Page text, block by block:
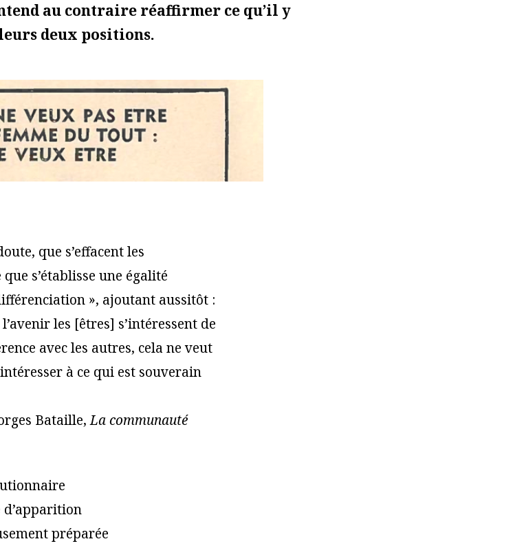
au contraire réaffirmer ce qu’il y
deux positions.
que s’effacent les
s’établisse une égalité
», ajoutant aussitôt :
les [êtres] s’intéressent de
avec les autres, cela ne veut
à ce qui est souverain
Bataille,La communauté
préparée